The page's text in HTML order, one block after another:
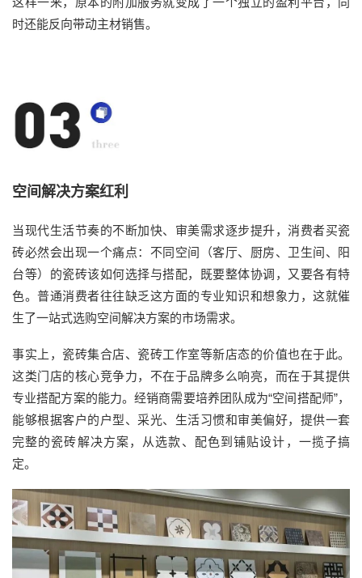
时还能反向带动主材销售。
空间解决方案红利
当现代生活节奏的不断加快、审美需求逐步提升，消费者买瓷
砖必然会出现一个痛点：不同空间（客厅、厨房、卫生间、阳
台等）的瓷砖该如何选择与搭配，既要整体协调，又要各有特
色。普通消费者往往缺乏这方面的专业知识和想象力，这就催
生了一站式选购空间解决方案的市场需求。
事实上，瓷砖集合店、瓷砖工作室等新店态的价值也在于此。
这类门店的核心竞争力，不在于品牌多么响亮，而在于其提供
专业搭配方案的能力。经销商需要培养团队成为“空间搭配师”，
能够根据客户的户型、采光、生活习惯和审美偏好，提供一套
完整的瓷砖解决方案，从选款、配色到铺贴设计，一揽子搞
定。